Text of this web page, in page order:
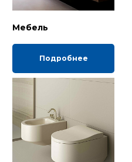
Мебель
Подробнее